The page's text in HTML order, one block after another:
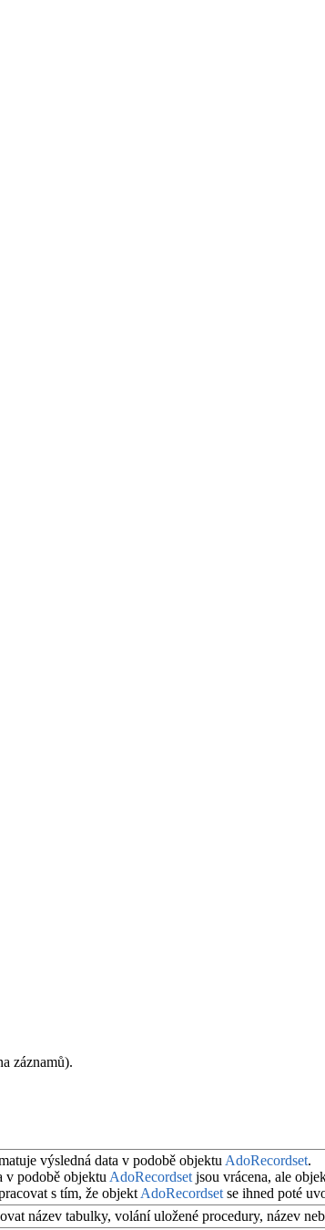
záznamů).
výsledná data v podobě objektu AdoRecordset.
v podobě objektu AdoRecordsetjsou vrácena, ale
s tím, že objekt AdoRecordsetse ihned poté
název tabulky, volání uložené procedury, název